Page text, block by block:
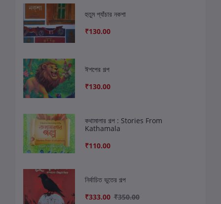
হুতুম প্যাঁচার নকশা
₹130.00
ঈশপের গল্প
₹130.00
কথামালার গল্প : Stories From
Kathamala
₹110.00
নির্বাচিত ভুতের গল্প
₹333.00 ₹350.00